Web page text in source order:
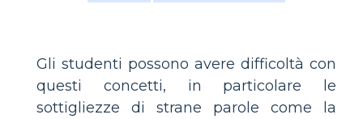
Gli studenti possono avere difficoltà con
questi concetti, in particolare le
sottigliezze di strane parole come la